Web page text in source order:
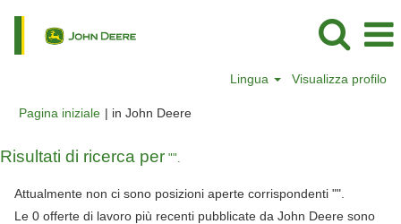
Lingua Visualizza profilo
Pagina iniziale | in John Deere(pagina
Risultati di ricerca per "".
Attualmente non ci sono posizioni aperte corrispondenti "".
Le 0 offerte di lavoro più recenti pubblicate da John Deere sono